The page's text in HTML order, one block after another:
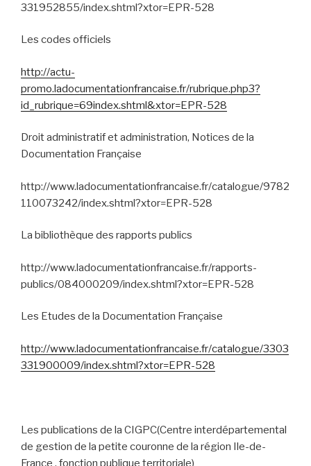
331952855/index.shtml?xtor=EPR-528
Les codes officiels
http://actu-
promo.ladocumentationfrancaise.fr/rubrique.php3?
id_rubrique=69index.shtml&xtor=EPR-528
Droit administratif et administration, Notices de la
Documentation Française
http://www.ladocumentationfrancaise.fr/catalogue/9782
110073242/index.shtml?xtor=EPR-528
La bibliothèque des rapports publics
http://www.ladocumentationfrancaise.fr/rapports-
publics/084000209/index.shtml?xtor=EPR-528
Les Etudes de la Documentation Française
http://www.ladocumentationfrancaise.fr/catalogue/3303
331900009/index.shtml?xtor=EPR-528
Les publications de la CIGPC(Centre interdépartemental
de gestion de la petite couronne de la région Ile-de-
France , fonction publique territoriale)